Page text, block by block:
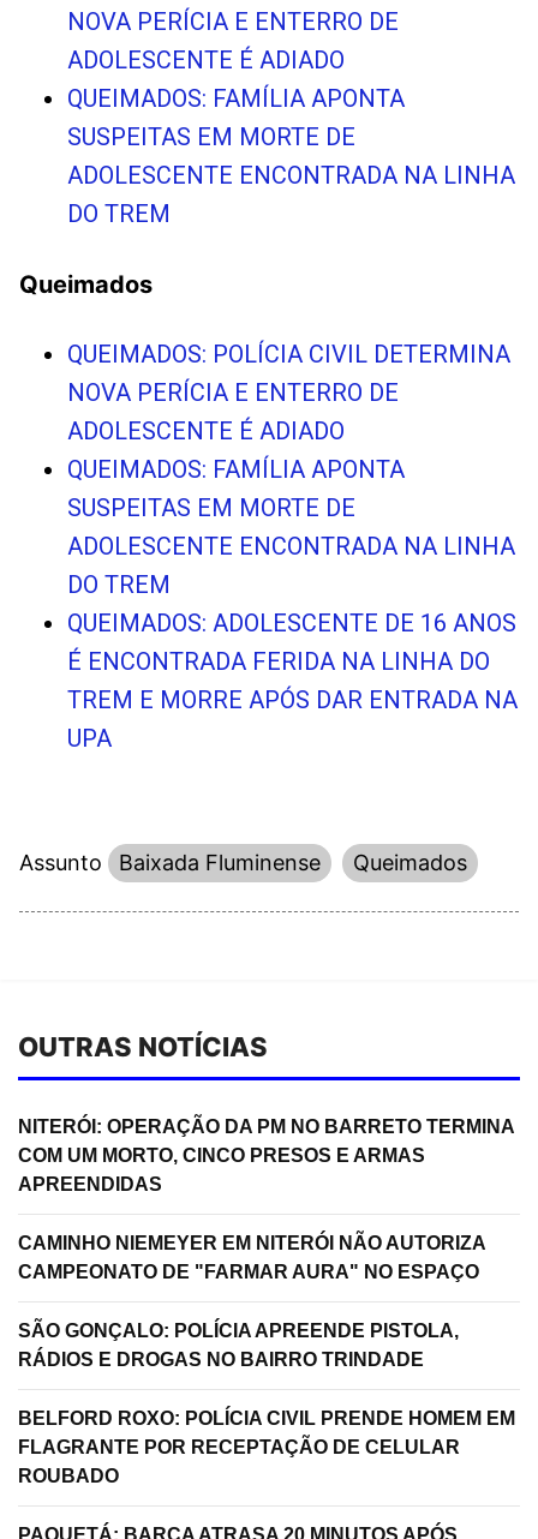
NOVA PERÍCIA E ENTERRO DE
ADOLESCENTE É ADIADO
QUEIMADOS: FAMÍLIA APONTA
SUSPEITAS EM MORTE DE
ADOLESCENTE ENCONTRADA NA LINHA
DO TREM
Queimados
QUEIMADOS: POLÍCIA CIVIL DETERMINA
NOVA PERÍCIA E ENTERRO DE
ADOLESCENTE É ADIADO
QUEIMADOS: FAMÍLIA APONTA
SUSPEITAS EM MORTE DE
ADOLESCENTE ENCONTRADA NA LINHA
DO TREM
QUEIMADOS: ADOLESCENTE DE 16 ANOS
É ENCONTRADA FERIDA NA LINHA DO
TREM E MORRE APÓS DAR ENTRADA NA
UPA
Assunto Baixada Fluminense Queimados
OUTRAS NOTÍCIAS
NITERÓI: OPERAÇÃO DA PM NO BARRETO TERMINA
COM UM MORTO, CINCO PRESOS E ARMAS
APREENDIDAS
CAMINHO NIEMEYER EM NITERÓI NÃO AUTORIZA
CAMPEONATO DE "FARMAR AURA" NO ESPAÇO
SÃO GONÇALO: POLÍCIA APREENDE PISTOLA,
RÁDIOS E DROGAS NO BAIRRO TRINDADE
BELFORD ROXO: POLÍCIA CIVIL PRENDE HOMEM EM
FLAGRANTE POR RECEPTAÇÃO DE CELULAR
ROUBADO